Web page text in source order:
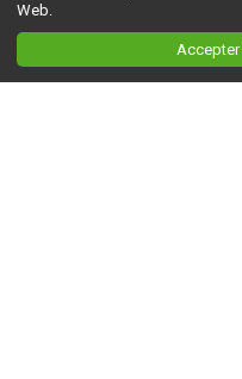
Web.